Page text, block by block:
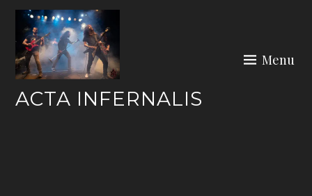
Skip
content
ACTA INFERNALIS
Menu